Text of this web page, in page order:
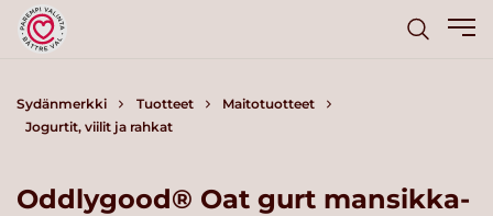
Sydänmerkki Tuotteet
Maitotuotteet
Jogurtit, viilit ja rahkat
Oddlygood® Oat gurt mansikka-